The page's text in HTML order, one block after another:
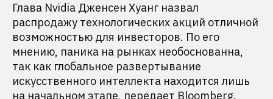
Глава Nvidia Дженсен Хуанг назвал
распродажу технологических акций отличной
возможностью для инвесторов. По его
мнению, паника на рынках необоснованна,
так как глобальное развертывание
искусственного интеллекта находится лишь
на начальном этапе, передает Bloomberg.